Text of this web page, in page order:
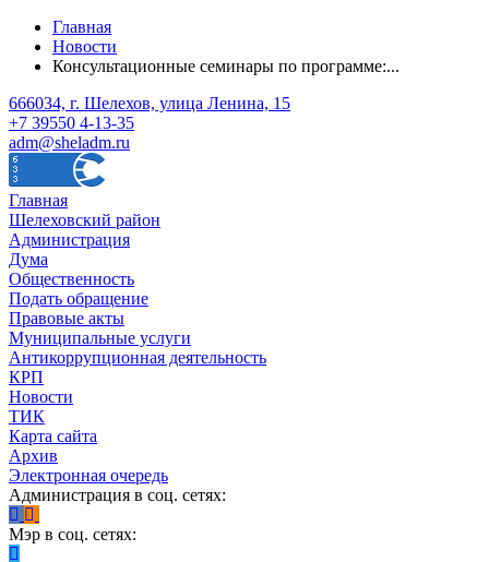
Главная
Новости
Консультационные семинары по программе:...
666034, г. Шелехов, улица Ленина, 15
+7 39550 4-13-35
adm@sheladm.ru
Главная
Шелеховский район
Администрация
Дума
Общественность
Подать обращение
Правовые акты
Муниципальные услуги
Антикоррупционная деятельность
КРП
Новости
ТИК
Карта сайта
Архив
Электронная очередь
Администрация в соц. сетях:
Мэр в соц. сетях: